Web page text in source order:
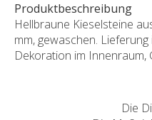
Produktbeschreibung
Hellbraune Kieselsteine
mm, gewaschen.
Dekoration im Innenraum,
Die